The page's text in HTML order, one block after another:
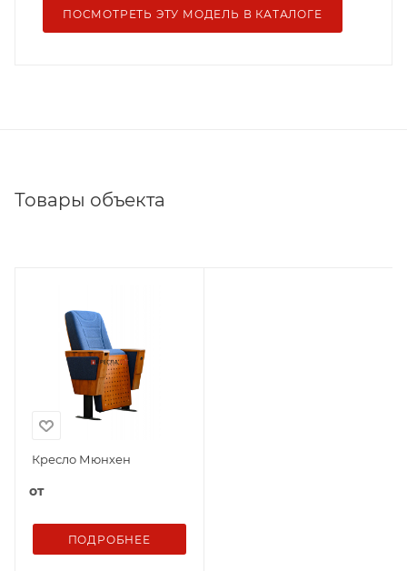
ПОСМОТРЕТЬ ЭТУ МОДЕЛЬ В КАТАЛОГЕ
Товары объекта
Кресло Мюнхен
от
ПОДРОБНЕЕ